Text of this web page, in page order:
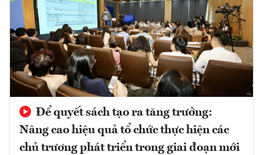
Để quyết sách tạo ra tăng trưởng:
Nâng cao hiệu quả tổ chức thực hiện các
chủ trương phát triển trong giai đoạn mới